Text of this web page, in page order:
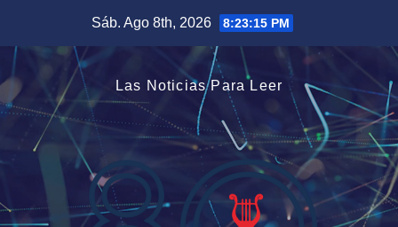
contenido
Sáb. Ago 8th, 2026 8:23:16 PM
Las Noticias Para Leer